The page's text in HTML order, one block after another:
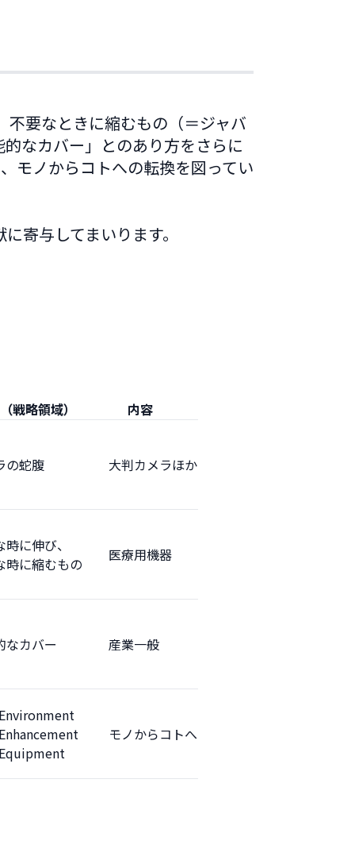
要なときに縮むもの（＝ジャバ
なカバー」とのあり方をさらに
ノからコトへの転換を図ってい
寄与してまいります。
戦略領域） 内容
の蛇腹 大判カメラほか
に伸び、
時に縮むもの
医療用機器
なカバー 産業一般
モノからコトへ